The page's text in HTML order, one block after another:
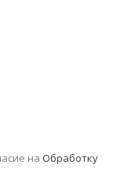
на Обработку